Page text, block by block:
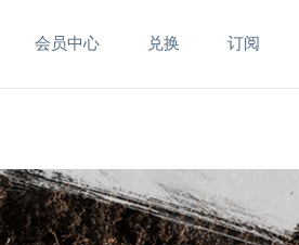
会员中心 兑换 订阅